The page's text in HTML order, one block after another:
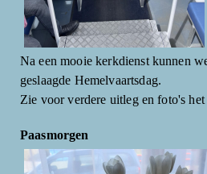
Na een mooie kerkdienst kunnen
geslaagde Hemelvaartsdag.
Zie voor verdere uitleg en foto's
Paasmorgen